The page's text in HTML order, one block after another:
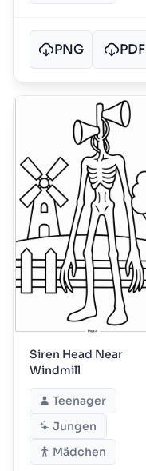
PNG PDF
Siren Head Near
Windmill
Teenager
Jungen
Mädchen